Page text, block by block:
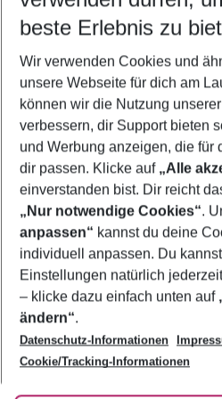
5-8
2 Erwachsene Keine Kinder
Mehr Filter
Footer
Footer navigation
Über uns
AGB
Bestpreisgarantie
Cookie-Einstellungen ändern
Cookie-Richtlinie
Agenturbetreuung
Barrierefreies Reisen
Folge uns
beste Erlebnis zu
Wir verwenden Cookies und
unsere Webseite für dich am
können wir die Nutzung
verbessern, dir Support bieten
und Werbung anzeigen, die für
dir passen. Klicke auf „Alle
einverstanden bist. Dir reicht
„Nur notwendige Cookies“.
anpassen“ kannst du deine
individuell anpassen. Du
Einstellungen natürlich
– klicke dazu einfach unten auf
ändern“.
Datenschutz-Informationen
Cookie/Tracking-Informationen